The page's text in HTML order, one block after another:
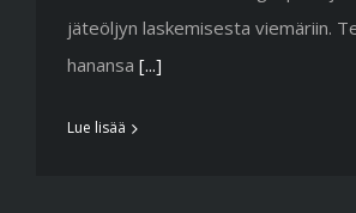
jäteöljyn laskemisesta viemäriin.
hanansa [...]
Lue lisää